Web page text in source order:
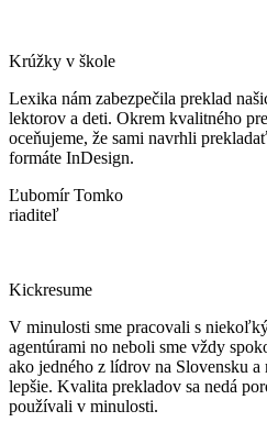
Krúžky v škole
Lexika nám zabezpečila preklad
lektorov a deti. Okrem kvalitného
oceňujeme, že sami navrhli
formáte InDesign.
Ľubomír Tomko
riaditeľ
Kickresume
V minulosti sme pracovali s
agentúrami no neboli sme vždy
ako jedného z lídrov na Slovensku
lepšie. Kvalita prekladov sa nedá
používali v minulosti.